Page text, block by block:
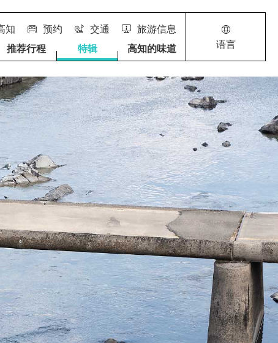
知 预约 交通
旅游信息
推荐行程 特辑 高知的味道 语言